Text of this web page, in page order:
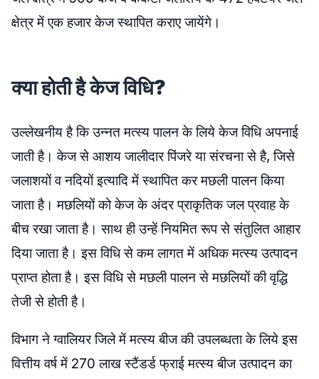
क्षेत्र में एक हजार केज स्थापित कराए जायेंगे।
क्या होती है केज विधि?
उल्लेखनीय है कि उन्नत मत्स्य पालन के लिये केज विधि अपनाई
जाती है। केज से आशय जालीदार पिंजरे या संरचना से है, जिसे
जलाशयों व नदियों इत्यादि में स्थापित कर मछली पालन किया
जाता है। मछलियों को केज के अंदर प्राकृतिक जल प्रवाह के
बीच रखा जाता है। साथ ही उन्हें नियमित रूप से संतुलित आहार
दिया जाता है। इस विधि से कम लागत में अधिक मत्स्य उत्पादन
प्राप्त होता है। इस विधि से मछली पालन से मछलियों की वृद्धि
तेजी से होती है।
विभाग ने ग्वालियर जिले में मत्स्य बीज की उपलब्धता के लिये इस
वित्तीय वर्ष में 270 लाख स्टैंडर्ड फ्राई मत्स्य बीज उत्पादन का